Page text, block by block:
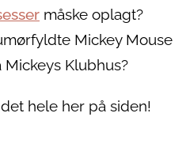
måske oplagt?
Mickey Mouse
Klubhus?
hele her på siden!